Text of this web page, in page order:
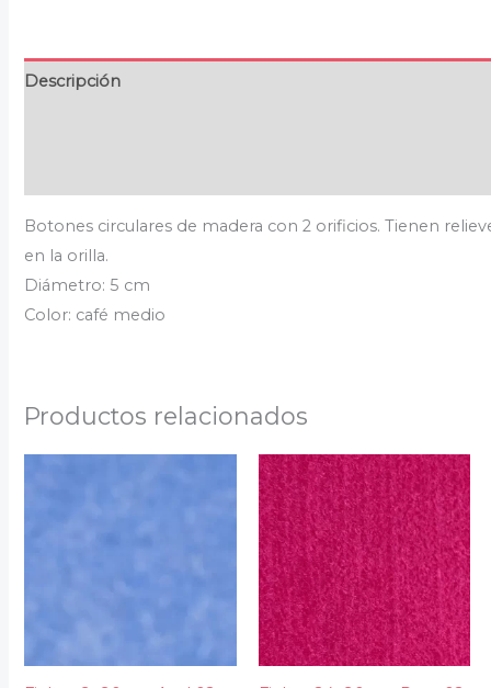
Descripción
Botones circulares de madera con 2 orificios. Tienen
en la orilla.
Diámetro: 5 cm
Color: café medio
Productos relacionados